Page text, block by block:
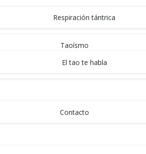
Respiración tántrica
Taoísmo
El tao te habla
Contacto